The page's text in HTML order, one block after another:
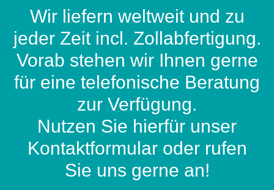
Wir liefern weltweit und zu
jeder Zeit incl. Zollabfertigung.
Vorab stehen wir Ihnen gerne
für eine telefonische Beratung
zur Verfügung.
Nutzen Sie hierfür unser
Kontaktformular oder rufen
Sie uns gerne an!